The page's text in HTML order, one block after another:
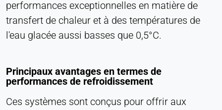
performances exceptionnelles en matière de
transfert de chaleur et à des températures de
l'eau glacée aussi basses que 0,5°C.
Principaux avantages en termes de
performances de refroidissement
Ces systèmes sont conçus pour offrir aux